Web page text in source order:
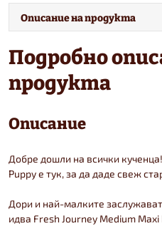
Описание на продукта
Подробно
продукта
Описание
Добре дошли на всички
Puppy е тук, за да даде свеж
Дори и най-малките
идва Fresh Journey Medium